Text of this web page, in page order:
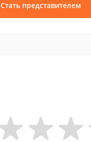
Стать представителем